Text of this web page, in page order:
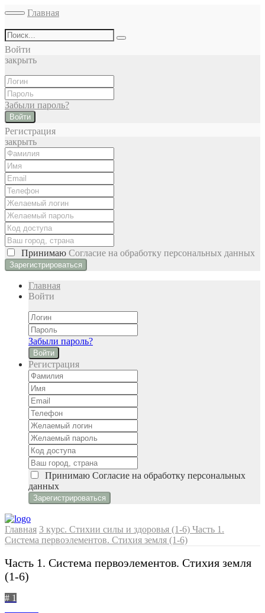
Главная
Войти
закрыть
Забыли пароль?
Войти
Регистрация
закрыть
Принимаю Cогласие на обработку персональных данных
Главная
Войти
Забыли пароль?
Войти
Регистрация
Принимаю Cогласие на обработку персональных
данных
Главная 3 курс. Стихии силы и здоровья (1-6) Часть 1.
Система первоэлементов. Стихия земля (1-6)
Часть 1. Система первоэлементов. Стихия земля
(1-6)
# 1